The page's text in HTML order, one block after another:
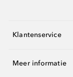
Klantenservice
Meer informatie